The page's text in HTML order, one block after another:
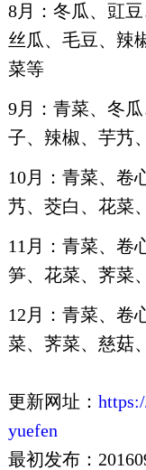
8月：冬瓜、豇
丝瓜、毛豆、辣
菜等
9月：青菜、冬
子、辣椒、芋艿
10月：青菜、卷
艿、茭白、花菜
11月：青菜、卷
笋、花菜、荠菜
12月：青菜、卷
菜、荠菜、慈菇
更新网址：
yuefen
最初发布：